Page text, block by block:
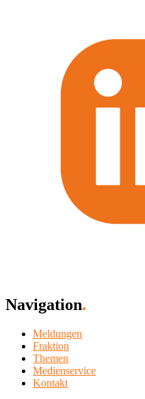
Navigation.
Meldungen
Fraktion
Themen
Medienservice
Kontakt